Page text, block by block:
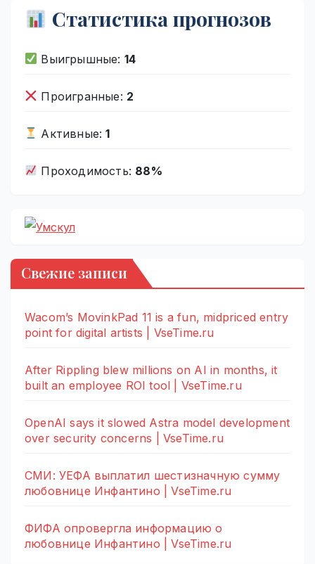
Статистика прогнозов
Выигрышные: 14
Проигранные: 2
Активные:1
Проходимость: 88%
Свежие записи
Wacom’s MovinkPad 11 is a fun, midpriced entry
point for digital artists | VseTime.ru
After Rippling blew millions on AI in months, it
built an employee ROI tool | VseTime.ru
OpenAI says it slowed Astra model development
over security concerns | VseTime.ru
СМИ: УЕФА выплатил шестизначную сумму
любовнице Инфантино | VseTime.ru
ФИФА опровергла информацию о
любовнице Инфантино | VseTime.ru